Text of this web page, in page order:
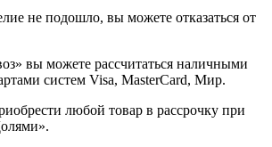
не подошло, вы можете отказаться от
вы можете рассчитаться наличными
систем Visa, MasterCard, Мир.
любой товар в рассрочку при